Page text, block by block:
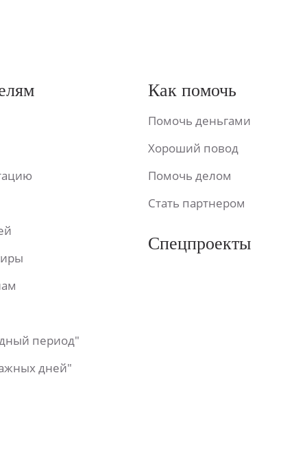
период"
дней"
Как помочь
Помочь деньгами
Хороший повод
Помочь делом
Стать партнером
Спецпроекты